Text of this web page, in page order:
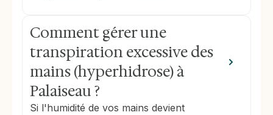
Comment gérer une
transpiration excessive des
mains (hyperhidrose) à
Palaiseau ?
Si l'humidité de vos mains devient